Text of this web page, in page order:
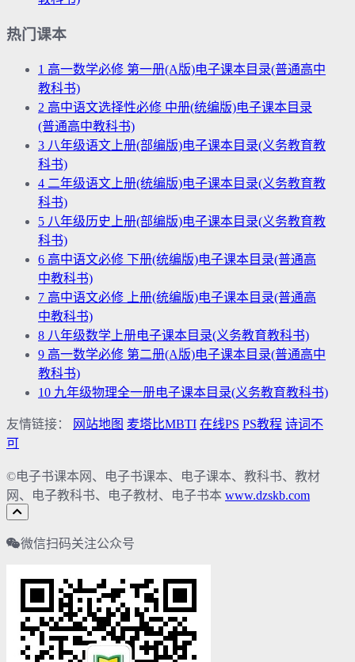
热门课本
1 高一数学必修 第一册(A版)电子课本目录(普通高中
教科书)
2 高中语文选择性必修 中册(统编版)电子课本目录
(普通高中教科书)
3 八年级语文上册(部编版)电子课本目录(义务教育教
科书)
4 二年级语文上册(统编版)电子课本目录(义务教育教
科书)
5 八年级历史上册(部编版)电子课本目录(义务教育教
科书)
6 高中语文必修 下册(统编版)电子课本目录(普通高
中教科书)
7 高中语文必修 上册(统编版)电子课本目录(普通高
中教科书)
8 八年级数学上册电子课本目录(义务教育教科书)
9 高一数学必修 第二册(A版)电子课本目录(普通高中
教科书)
10 九年级物理全一册电子课本目录(义务教育教科书)
友情链接： 网站地图 麦塔比MBTI 在线PS PS教程 诗词不
可
©电子书课本网、电子书课本、电子课本、教科书、教材
网、电子教科书、电子教材、电子书本 www.dzskb.com
微信扫码关注公众号